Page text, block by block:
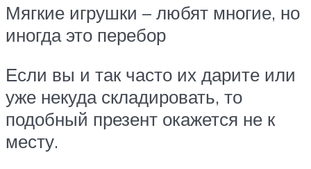
Мягкие игрушки – любят многие, но
иногда это перебор
Если вы и так часто их дарите или
уже некуда складировать, то
подобный презент окажется не к
месту.